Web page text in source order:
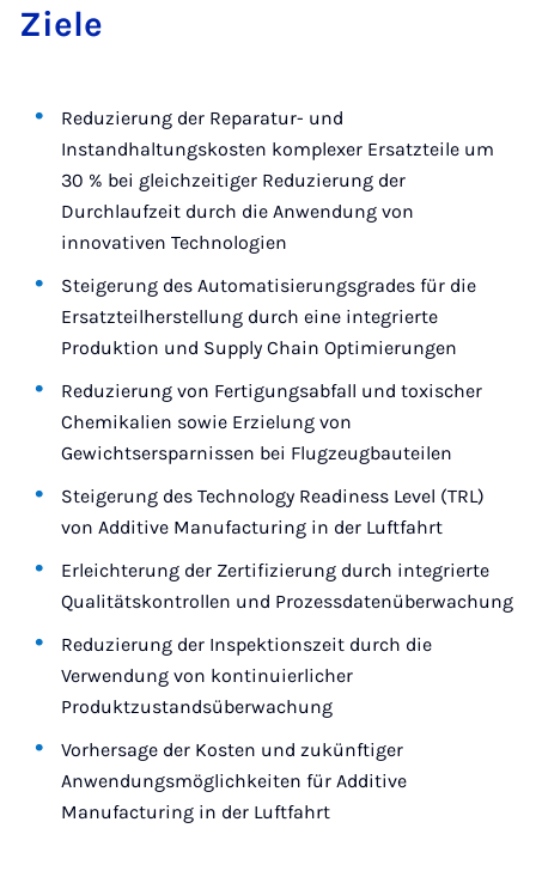
Ziele
Reduzierung der Reparatur- und
Instandhaltungskosten komplexer Ersatzteile um
30 % bei gleichzeitiger Reduzierung der
Durchlaufzeit durch die Anwendung von
innovativen Technologien
Steigerung des Automatisierungsgrades für die
Ersatzteilherstellung durch eine integrierte
Produktion und Supply Chain Optimierungen
Reduzierung von Fertigungsabfall und toxischer
Chemikalien sowie Erzielung von
Gewichtsersparnissen bei Flugzeugbauteilen
Steigerung des Technology Readiness Level (TRL)
von Additive Manufacturing in der Luftfahrt
Erleichterung der Zertifizierung durch integrierte
Qualitätskontrollen und Prozessdatenüberwachung
Reduzierung der Inspektionszeit durch die
Verwendung von kontinuierlicher
Produktzustandsüberwachung
Vorhersage der Kosten und zukünftiger
Anwendungsmöglichkeiten für Additive
Manufacturing in der Luftfahrt